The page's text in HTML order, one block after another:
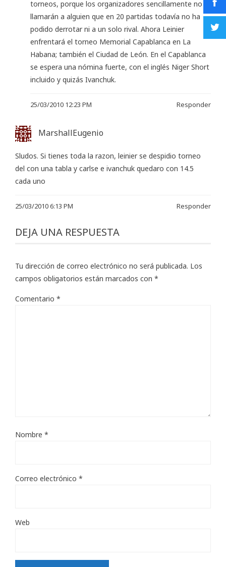
torneos, porque los organizadores sencillamente no
llamarán a alguien que en 20 partidas todavía no ha
podido derrotar ni a un solo rival. Ahora Leinier
enfrentará el torneo Memorial Capablanca en La
Habana; también el Ciudad de León. En el Capablanca
se espera una nómina fuerte, con el inglés Niger Short
incluido y quizás Ivanchuk.
25/03/2010 12:23 PM Responder
MarshallEugenio
Sludos. Si tienes toda la razon, leinier se despidio torneo
del con una tabla y carlse e ivanchuk quedaro con 14.5
cada uno
25/03/2010 6:13 PM Responder
DEJA UNA RESPUESTA
Tu dirección de correo electrónico no será publicada. Los
campos obligatorios están marcados con *
Comentario *
Nombre *
Correo electrónico *
Web